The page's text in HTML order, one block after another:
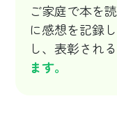
ご家庭で本を
に感想を記録
し、表彰され
ます。